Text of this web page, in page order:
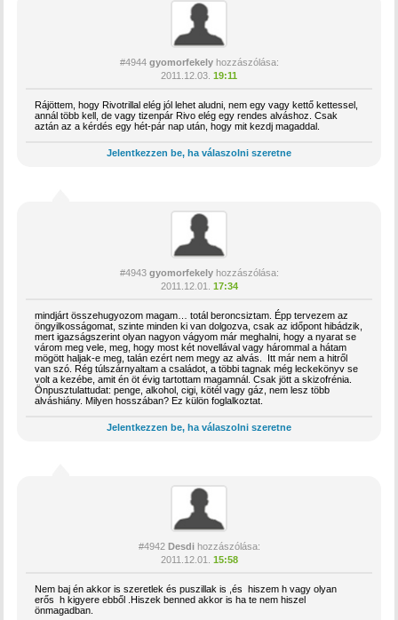
#4944 gyomorfekelyhozzászólása:
2011.12.03. 19:11
Rájöttem, hogy Rivotrillal elég jól lehet aludni, nem egy vagy kettő kettessel,
annál több kell, de vagy tizenpár Rivo elég egy rendes alváshoz. Csak
aztán az a kérdés egy hét-pár nap után, hogy mit kezdj magaddal.
Jelentkezzen be, ha válaszolni szeretne
#4943 gyomorfekelyhozzászólása:
2011.12.01.
17:34
mindjárt összehugyozom magam… totál beroncsiztam. Épp tervezem az
öngyilkosságomat, szinte minden ki van dolgozva, csak az időpont hibádzik,
mert igazságszerint olyan nagyon vágyom már meghalni, hogy a nyarat se
várom meg vele, meg, hogy most két novellával vagy hárommal a hátam
mögött haljak-e meg, talán ezért nem megy az alvás. Itt már nem a hitről
van szó. Rég túlszárnyaltam a családot, a többi tagnak még leckekönyv se
volt a kezébe, amit én öt évig tartottam magamnál. Csak jött a skizofrénia.
Önpusztulattudat: penge, alkohol, cigi, kötél vagy gáz, nem lesz több
alváshiány. Milyen hosszában? Ez külön foglalkoztat.
Jelentkezzen be, ha válaszolni szeretne
#4942 Desdihozzászólása:
2011.12.01. 15:58
Nem baj én akkor is szeretlek és puszillak is ,és hiszem h vagy olyan
erős h kigyere ebből .Hiszek benned akkor is ha te nem hiszel
önmagadban.